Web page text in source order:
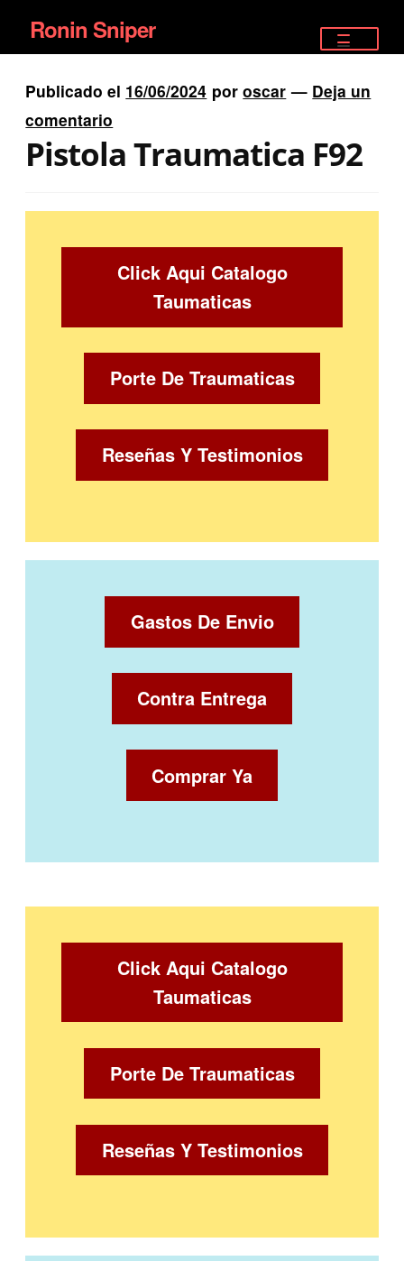
Ir
a
la
navegación
Ir
al
contenido
Ronin Sniper
PISTOLAS
Publicado el 16/06/2024 poroscar — Deja un
comentario
Pistola Traumatica F92
Click Aqui Catalogo
Taumaticas
Porte De Traumaticas
Reseñas Y Testimonios
Gastos De Envio
Contra Entrega
Comprar Ya
Click Aqui Catalogo
Taumaticas
Porte De Traumaticas
Reseñas Y Testimonios